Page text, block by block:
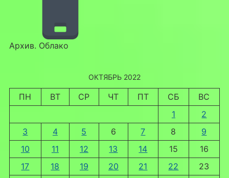
Архив. Облако
ОКТЯБРЬ 2022
ПН ВТ СР ЧТ ПТ СБ
ВС
1
2
3
4 5 6 7 8
9
10
11 12 13 14 15
16
17
18 19 20 21 22
23